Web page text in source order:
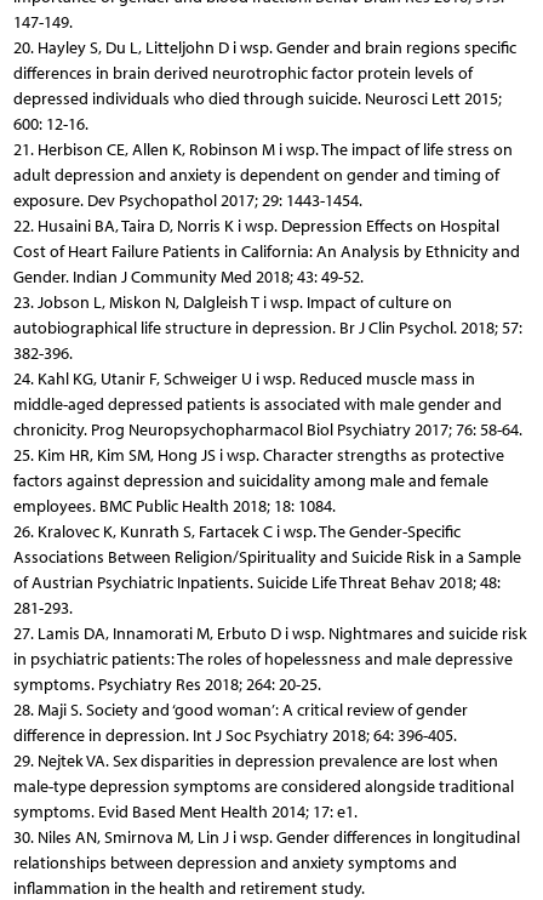
147-149.
20. Hayley S, Du L, Litteljohn D i wsp. Gender and brain regions specific
differences in brain derived neurotrophic factor protein levels of
depressed individuals who died through suicide. Neurosci Lett 2015;
600: 12-16.
21. Herbison CE, Allen K, Robinson M i wsp. The impact of life stress on
adult depression and anxiety is dependent on gender and timing of
exposure. Dev Psychopathol 2017; 29: 1443-1454.
22. Husaini BA, Taira D, Norris K i wsp. Depression Effects on Hospital
Cost of Heart Failure Patients in California: An Analysis by Ethnicity and
Gender. Indian J Community Med 2018; 43: 49-52.
23. Jobson L, Miskon N, Dalgleish T i wsp. Impact of culture on
autobiographical life structure in depression. Br J Clin Psychol. 2018; 57:
382-396.
24. Kahl KG, Utanir F, Schweiger U i wsp. Reduced muscle mass in
middle-aged depressed patients is associated with male gender and
chronicity. Prog Neuropsychopharmacol Biol Psychiatry 2017; 76: 58-64.
25. Kim HR, Kim SM, Hong JS i wsp. Character strengths as protective
factors against depression and suicidality among male and female
employees. BMC Public Health 2018; 18: 1084.
26. Kralovec K, Kunrath S, Fartacek C i wsp. The Gender-Specific
Associations Between Religion/Spirituality and Suicide Risk in a Sample
of Austrian Psychiatric Inpatients. Suicide Life Threat Behav 2018; 48:
281-293.
27. Lamis DA, Innamorati M, Erbuto D i wsp. Nightmares and suicide risk
in psychiatric patients: The roles of hopelessness and male depressive
symptoms. Psychiatry Res 2018; 264: 20-25.
28. Maji S. Society and ‘good woman’: A critical review of gender
difference in depression. Int J Soc Psychiatry 2018; 64: 396-405.
29. Nejtek VA. Sex disparities in depression prevalence are lost when
male-type depression symptoms are considered alongside traditional
symptoms. Evid Based Ment Health 2014; 17: e1.
30. Niles AN, Smirnova M, Lin J i wsp. Gender differences in longitudinal
relationships between depression and anxiety symptoms and
inflammation in the health and retirement study.